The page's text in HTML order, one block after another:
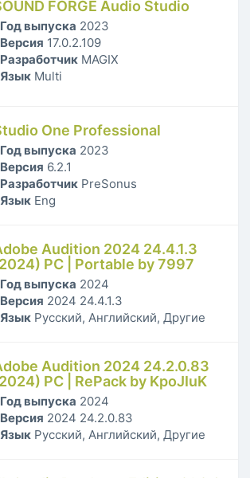
FORGE Audio Studio
Год выпуска 2023
Версия 17.0.2.109
Разработчик MAGIX
Язык Multi
One Professional
Год выпуска 2023
Версия 6.2.1
Разработчик PreSonus
Язык Eng
Audition 2024 24.4.1.3
РС | Portable by 7997
Год выпуска 2024
Версия 2024 24.4.1.3
Язык Русский, Английский, Другие
Audition 2024 24.2.0.83
РС | RePack by KpoJIuK
Год выпуска 2024
Версия 2024 24.2.0.83
Язык Русский, Английский, Другие